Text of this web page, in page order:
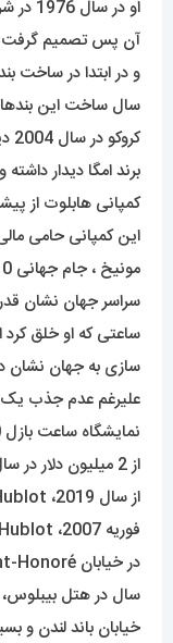
او
آن پس تصمیم گرفت
سال ساخت این بندها
برند امگا دیدار
کمپانی هابلوت از
این کمپانی حامی
سراسر جهان نشان
ساعتی که او خلق کرد
سازی به جهان نشان
علیرغم عدم جذب یک
از 2 میلیون دلار در سال اول خود به موفقیت تجاری دست یافت.
سال در هتل بیبلوس،
خیابان باند لندن و